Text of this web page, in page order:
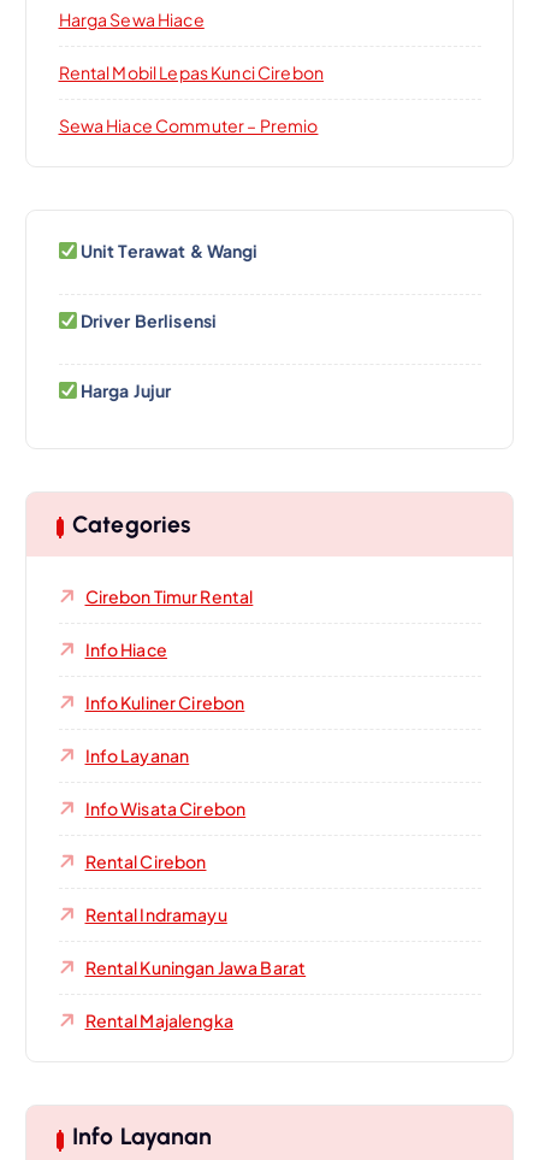
Harga Sewa Hiace
Rental Mobil Lepas Kunci Cirebon
Sewa Hiace Commuter – Premio
Unit Terawat & Wangi
Driver Berlisensi
Harga Jujur
Categories
Cirebon Timur Rental
Info Hiace
Info Kuliner Cirebon
Info Layanan
Info Wisata Cirebon
Rental Cirebon
Rental Indramayu
Rental Kuningan Jawa Barat
Rental Majalengka
Info Layanan